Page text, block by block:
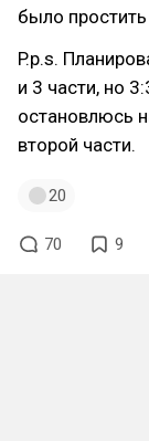
было
P.p.s.
и 3 части, но
остановлюсь
второй части.
20
70 9